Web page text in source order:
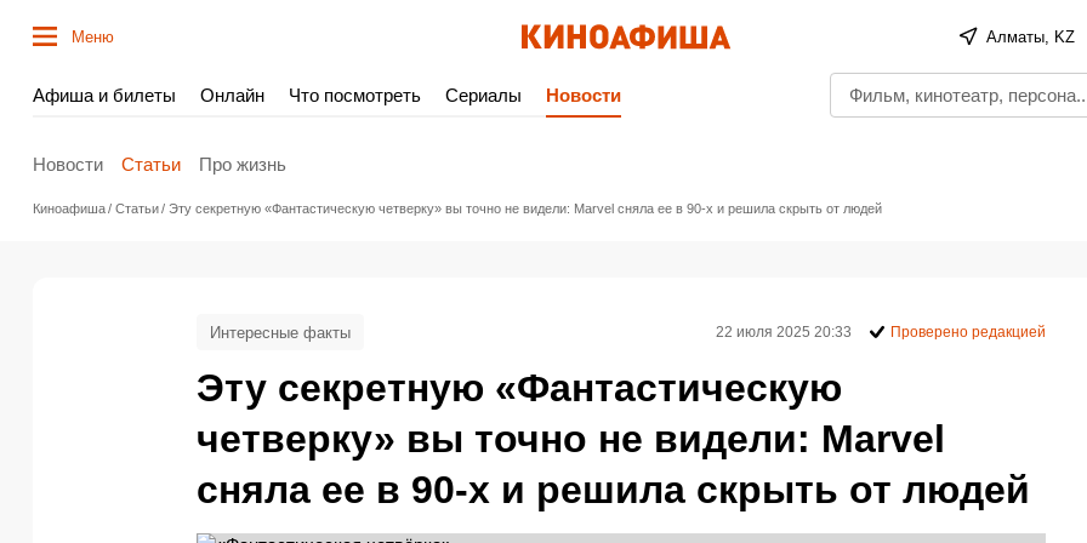
Меню Алматы, KZ
Афиша и билеты Онлайн Что посмотреть Сериалы Новости
Новости Статьи Про жизнь
Киноафиша Статьи Эту секретную «Фантастическую четверку» вы точно не видели: Marvel сняла ее в 90-х и решила скрыть от людей
Эту секретную «Фантастическую
четверку» вы точно не видели: Marvel
сняла ее в 90-х и решила скрыть от людей
Интересные факты 22 июля 2025 20:33 Проверено редакцией